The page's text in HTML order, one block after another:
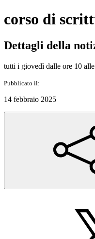
corso di
Dettagli della
tutti i giovedì dalle ore 10
Pubblicato il:
14 febbraio 2025